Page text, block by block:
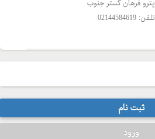
816ساخت کمپانی بزرگ TESTO یک صدا
پترو فرهان گستر جنوب
تلفن: 02144584619
ثبت نام
ورود